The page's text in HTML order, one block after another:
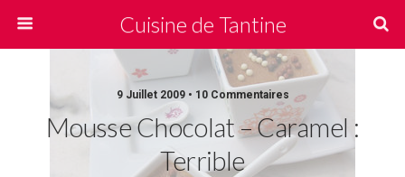
Cuisine de Tantine
9 Juillet 2009 • 10 Commentaires
Mousse Chocolat – Caramel :
Terrible